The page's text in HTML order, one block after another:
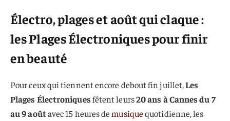
Électro, plages et août qui claque :
les Plages Électroniques pour finir
en beauté
Pour ceux qui tiennent encore debout fin juillet,Les
Plages Électroniquesfêtent leurs20 ans à Cannes du 7
au 9 aoûtavec 15 heures demusiquequotidienne, les